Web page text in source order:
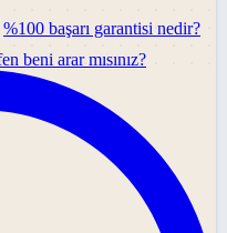
%100 başarı garantisi nedir?
beni arar mısınız?